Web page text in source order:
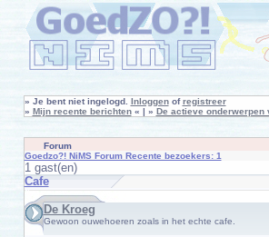
» Je bent niet ingelogd. Inloggenofregistreer
» Mijn recente berichten« | » De actieve onderwerpen
Forum
Goedzo?! NiMS Forum Recente bezoekers: 1
1 gast(en)
Cafe
De Kroeg
Gewoon ouwehoeren zoals in het echte cafe.